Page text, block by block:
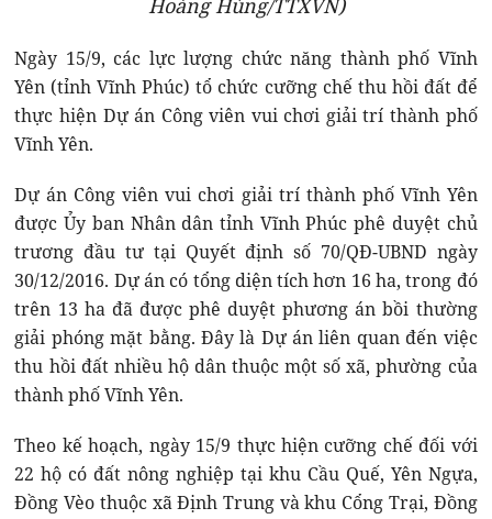
Hoàng Hùng/TTXVN)
Ngày 15/9, các lực lượng chức năng thành phố Vĩnh
Yên (tỉnh Vĩnh Phúc) tổ chức cưỡng chế thu hồi đất để
thực hiện Dự án Công viên vui chơi giải trí thành phố
Vĩnh Yên.
Dự án Công viên vui chơi giải trí thành phố Vĩnh Yên
được Ủy ban Nhân dân tỉnh Vĩnh Phúc phê duyệt chủ
trương đầu tư tại Quyết định số 70/QĐ-UBND ngày
30/12/2016. Dự án có tổng diện tích hơn 16 ha, trong đó
trên 13 ha đã được phê duyệt phương án bồi thường
giải phóng mặt bằng. Đây là Dự án liên quan đến việc
thu hồi đất nhiều hộ dân thuộc một số xã, phường của
thành phố Vĩnh Yên.
Theo kế hoạch, ngày 15/9 thực hiện cưỡng chế đối với
22 hộ có đất nông nghiệp tại khu Cầu Quế, Yên Ngựa,
Đồng Vèo thuộc xã Định Trung và khu Cổng Trại, Đồng